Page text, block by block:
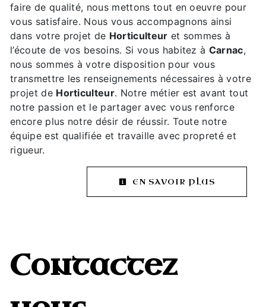
faire de qualité, nous mettons tout en oeuvre pour
vous satisfaire. Nous vous accompagnons ainsi
dans votre projet de Horticulteur et sommes à
l’écoute de vos besoins. Si vous habitez à Carnac,
nous sommes à votre disposition pour vous
transmettre les renseignements nécessaires à votre
projet de Horticulteur. Notre métier est avant tout
notre passion et le partager avec vous renforce
encore plus notre désir de réussir. Toute notre
équipe est qualifiée et travaille avec propreté et
rigueur.
EN SAVOIR PLUS
Contactez